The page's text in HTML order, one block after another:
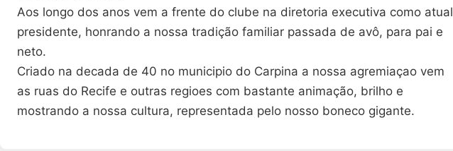
Aos longo dos anos vem a frente do clube na diretoria executiva como atual
presidente, honrando a nossa tradição familiar passada de avô, para pai e
neto.
Criado na decada de 40 no municipio do Carpina a nossa agremiaçao vem
as ruas do Recife e outras regioes com bastante animação, brilho e
mostrando a nossa cultura, representada pelo nosso boneco gigante.